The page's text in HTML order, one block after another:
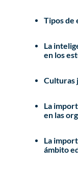
Tipos de
La
en los
Culturas
La
en las
La
ámbito